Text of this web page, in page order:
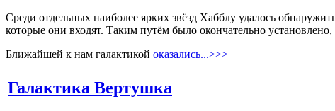
Среди отдельных наиболее ярких звёзд Хабблу удалось
которые они входят. Таким путём было окончательно установлено,
Ближайшей к нам галактикой оказались...>>>
Галактика Вертушка